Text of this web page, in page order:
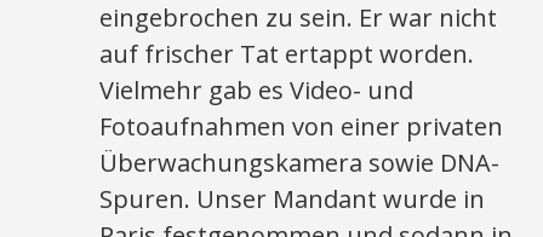
eingebrochen zu sein. Er war nicht
auf frischer Tat ertappt worden.
Vielmehr gab es Video- und
Fotoaufnahmen von einer privaten
Überwachungskamera sowie DNA-
Spuren. Unser Mandant wurde in